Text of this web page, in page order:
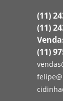
(11)
(11)
(11)